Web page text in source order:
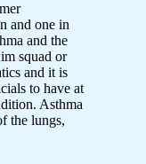
and one in
and the
squad or
and it is
to have at
Asthma
the lungs,